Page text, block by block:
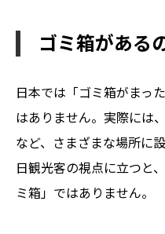
ゴミ箱がある
日本では「ゴミ箱がまっ
はありません。実際には
など、さまざまな場所に
日観光客の視点に立つと
ミ箱」ではありません。